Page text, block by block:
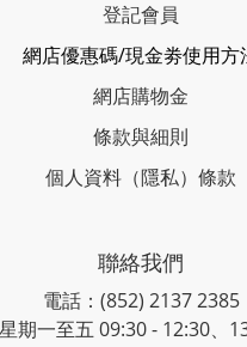
登記會員
網店優惠碼/現金劵使用方
網店購物金
條款與細則
個人資料（隱私）條款
聯絡我們
電話：(852) 2137 2385
期一至五 09:30 - 12:30、